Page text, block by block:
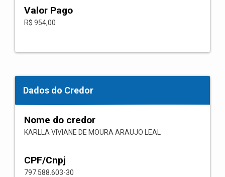
Valor Pago
R$ 954,00
Dados do Credor
Nome do credor
KARLLA VIVIANE DE MOURA ARAUJO LEAL
CPF/Cnpj
797.588.603-30